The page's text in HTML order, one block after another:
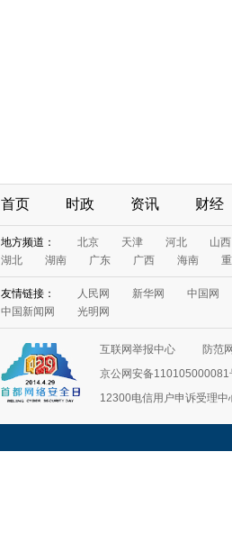
首页 时政 资讯 财经
地方频道： 北京 天津 河北
山西
湖北
湖南 广东 广西 海南
友情链接： 人民网 新华网
中国网
中国新闻网
光明网
互联网举报中心
防范
京公网安备110105000081
12300电信用户申诉受理中